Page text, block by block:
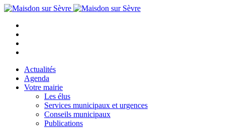
Actualités
Agenda
Votre mairie
Les élus
Services municipaux et urgences
Conseils municipaux
Publications